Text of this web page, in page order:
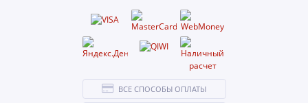
ВСЕ СПОСОБЫ ОПЛАТЫ